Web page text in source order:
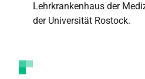
Lehrkrankenhaus der
der Universität Rostock.